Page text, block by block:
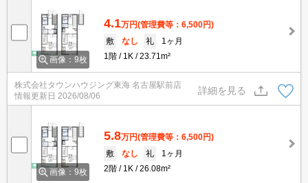
画像：9枚
4.1万円(管理費等：6,500円)
敷
なし 礼
1ヶ月
1階
1K 23.71m²
株式会社タウンハウジング東海 名古屋駅前店
情報更新日 2026/08/06
詳細を見る
画像：9枚
5.8万円(管理費等：6,500円)
敷
なし 礼
1ヶ月
2階
1K 26.08m²